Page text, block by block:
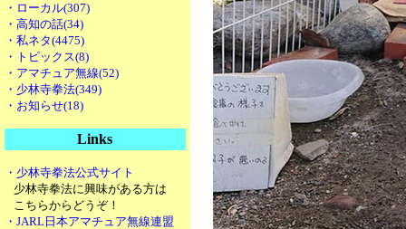
・ローカル(307)
・高知の話(34)
・私ネタ(4475)
・トピックス(8)
・アマチュア無線(52)
・少林寺拳法(349)
・お知らせ(18)
Links
・少林寺拳法公式サイト
少林寺拳法に興味がある方は
こちらからどうぞ！
・JARL日本アマチュア無線連盟